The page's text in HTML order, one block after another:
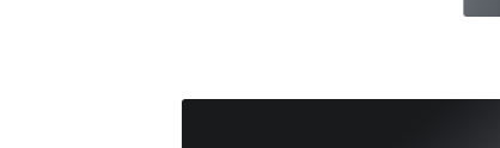
PrejšnjiNaslednji